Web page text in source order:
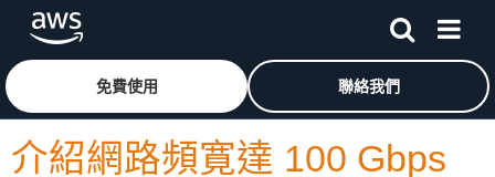
跳至主要內容按一下這裡可返回 Amazon Web Services 首頁
免費使用 聯絡我們
介紹網路頻寛達 100 Gbps